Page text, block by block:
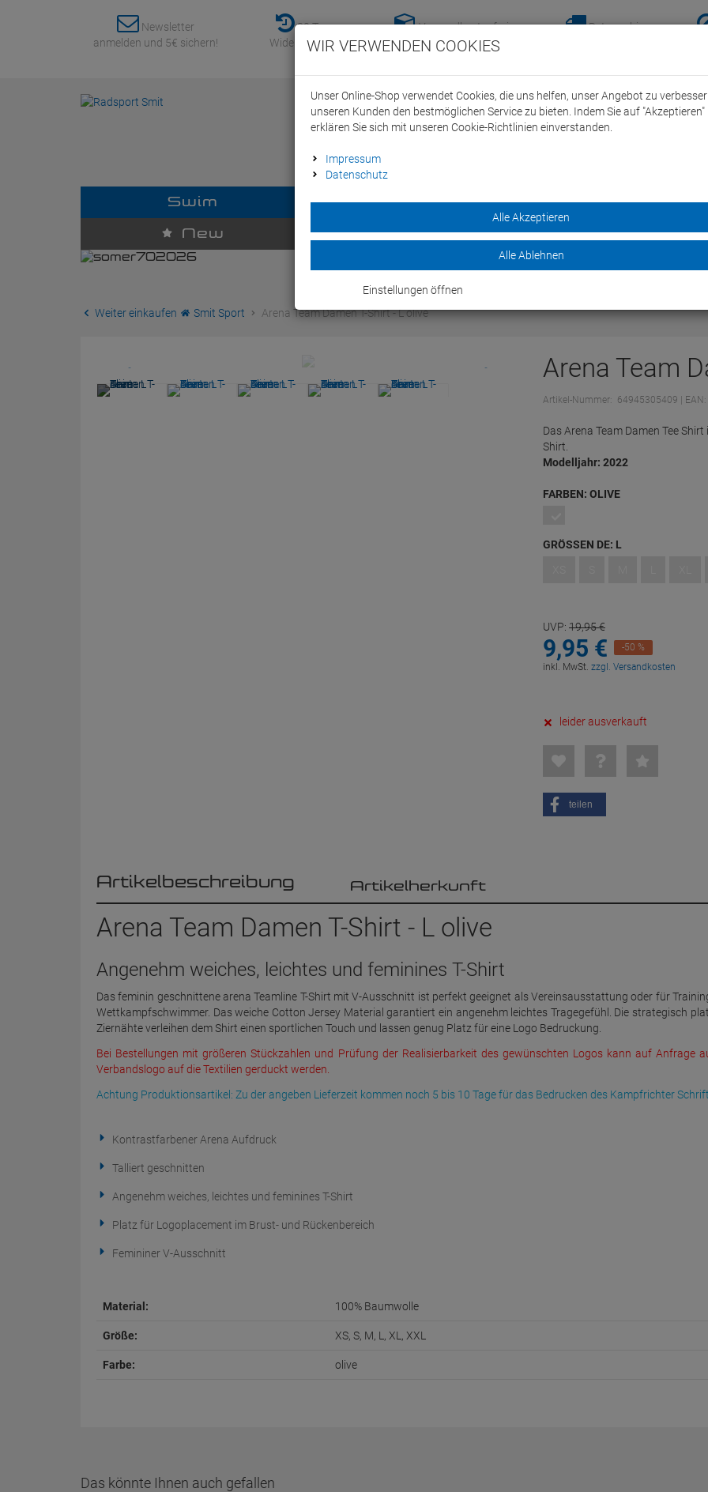
Newsletter
anmelden und 5€ sichern!
30 Tage
Widerrufsrecht
Versandkostenfreie-
Lieferung nach
Retoure hier
Swim Dein Swim Team Bike
New Marken Sale
Weiter einkaufen Smit Sport Arena Team Damen T-Shirt - L olive
Arena Team
Artikel-Nummer: 64945305409 |
Das Arena Team Damen Tee
Shirt.
Modelljahr: 2022
FARBEN: OLIVE
GRÖSSEN DE: L
UVP: 19,95€
9,95 €
-50 %
inkl. MwSt. zzgl. Versandkosten
leider ausverkauft
teilen
Artikelbeschreibung Artikelherkunft
Arena Team Damen T-Shirt - L olive
Angenehm weiches, leichtes und feminines T-Shirt
Das feminin geschnittene arena Teamline T-Shirt mit V-Ausschnitt ist perfekt geeignet als Vereinsausstattung oder für
Wettkampfschwimmer. Das weiche Cotton Jersey Material garantiert ein angenehm leichtes Tragegefühl. Die strategisch
Ziernähte verleihen dem Shirt einen sportlichen Touch und lassen genug Platz für eine Logo Bedruckung.
Bei Bestellungen mit größeren Stückzahlen und Prüfung der Realisierbarkeit des gewünschten Logos kann auf Anfrage
Verbandslogo auf die Textilien gerduckt werden.
Achtung Produktionsartikel: Zu der angeben Lieferzeit kommen noch 5 bis 10 Tage für das Bedrucken des Kampfrichter
Kontrastfarbener Arena Aufdruck
Talliert geschnitten
Angenehm weiches, leichtes und feminines T-Shirt
Platz für Logoplacement im Brust- und Rückenbereich
Femininer V-Ausschnitt
Material: 100% Baumwolle
Größe: XS, S, M, L, XL, XXL
Farbe: olive
Das könnte Ihnen auch gefallen
WIR VERWENDEN COOKIES
Unser Online-Shop verwendet Cookies, die uns helfen, unser Angebot zu
unseren Kunden den bestmöglichen Service zu bieten. Indem Sie auf "Akzeptieren"
erklären Sie sich mit unseren Cookie-Richtlinien einverstanden.
Impressum
Datenschutz
Alle Akzeptieren
Alle Ablehnen
Einstellungen öffnen